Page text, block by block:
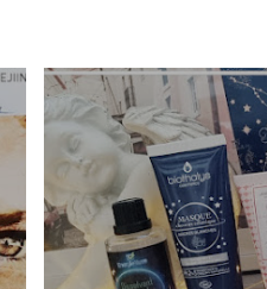
UNBOXING -
DE
COSMIQUE